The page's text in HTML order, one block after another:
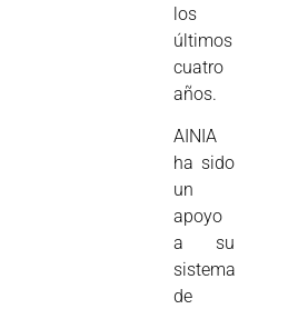
los
últimos
cuatro
años.
AINIA
ha sido
un
apoyo
a su
sistema
de